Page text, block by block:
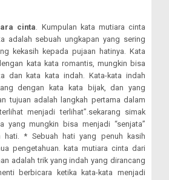
cinta. Kumpulan kata mutiara cinta
adalah sebuah ungkapan yang sering
kekasih kepada pujaan hatinya. Kata
kata kata romantis, mungkin bisa
dan kata kata indah. Kata-kata indah
dengan kata kata bijak, dan yang
tujuan adalah langkah pertama dalam
menjadi terlihat”.sekarang simak
yang mungkin bisa menjadi “senjata”
hati. * Sebuah hati yang penuh kasih
pengetahuan. kata mutiara cinta dari
adalah trik yang indah yang dirancang
berbicara ketika kata-kata menjadi